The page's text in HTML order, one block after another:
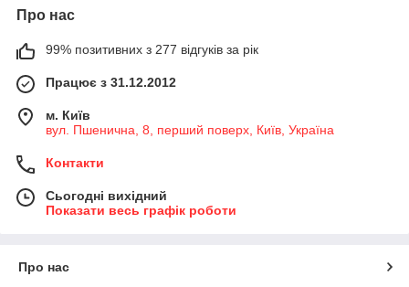
Про нас
99% позитивних з 277 відгуків за рік
Працює з 31.12.2012
м. Київ
вул. Пшенична, 8, перший поверх, Київ, Україна
Контакти
Сьогодні вихідний
Показати весь графік роботи
Про нас